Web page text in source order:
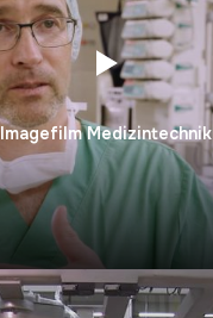
Imagefilm Medizintechnik